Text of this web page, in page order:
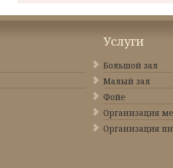
Услуги
Большой зал
Малый зал
Фойе
Организация
Организация